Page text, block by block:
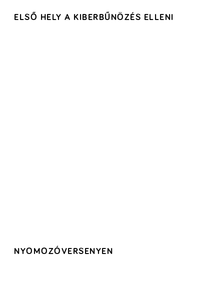
ELSŐ HELY A KIBERBŰNÖZÉS ELLENI
NYOMOZÓVERSENYEN